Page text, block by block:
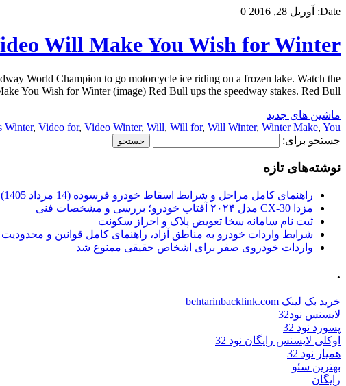
Date: آوریل 28, 2016 0
Will Make You Wish for Winter
World Champion to go motorcycle ice riding on a frozen lake. Watch the
You Wish for Winter (image) Red Bull ups the speedway stakes. Red Bull […]
ماشین های جدید
Winter, Video for, Video Winter, Will, Will for, Will Winter, Winter Make, You
جستجو برای:
نوشته‌های تازه
راهنمای کامل مراحل و شرایط اسقاط خودرو فرسوده (14 مرداد 1405)
مزدا CX-30 مدل ۲۰۲۴ آفتاب خودرو؛ بررسی و مشخصات فنی
ثبت نام سامانه سخا تعویض پلاک و احراز سکونت
شرایط واردات خودرو به مناطق آزاد، راهنمای کامل قوانین و محدودیت
واردات خودروی صفر برای اشخاص حقیقی ممنوع شد
.
خرید بک لینک behtarinbacklink.com
لایسنس نود32
پسورد نود 32
اوکلی لایسنس رایگان نود 32
همیار نود 32
بهترین سئو
رایگان